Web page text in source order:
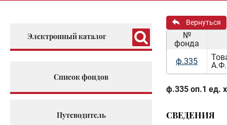
Электронный каталог
Список фондов
Путеводитель
Вернуться
№
фонда
ф.335
А.Ф.
ф.335 оп.1 ед.
СВЕДЕНИЯ